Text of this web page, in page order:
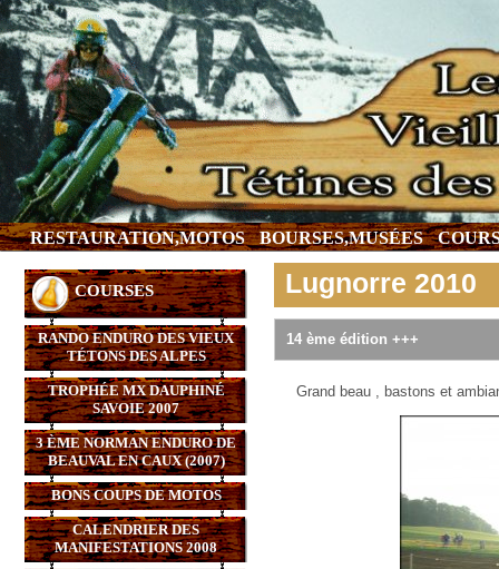
RESTAURATION,MOTOS BOURSES,MUSÉES
COURSES
RANDO ENDURO DES VIEUX
TÉTONS DES ALPES
TROPHÉE MX DAUPHINÉ
SAVOIE 2007
3 ÈME NORMAN ENDURO DE
BEAUVAL EN CAUX (2007)
BONS COUPS DE MOTOS
CALENDRIER DES
MANIFESTATIONS 2008
Lugnorre 2010
14 ème édition +++
Grand beau , bastons et